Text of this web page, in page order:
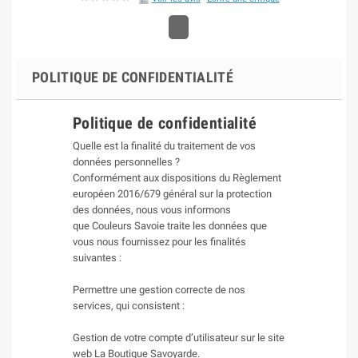
POLITIQUE DE CONFIDENTIALITÉ
Politique de confidentialité
Quelle est la finalité du traitement de vos
données personnelles ?
Conformément aux dispositions du Règlement
européen 2016/679 général sur la protection
des données, nous vous informons
que Couleurs Savoie traite les données que
vous nous fournissez pour les finalités
suivantes :
Permettre une gestion correcte de nos
services, qui consistent :
Gestion de votre compte d’utilisateur sur le site
web La Boutique Savoyarde.